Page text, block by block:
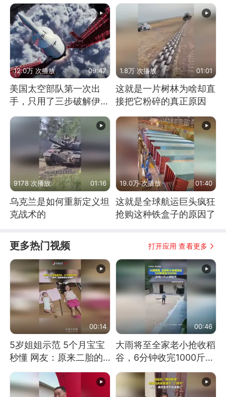
12.0万 次播放 09:47
美国太空部队第一次出
手，只用了三步破解伊朗
1.8万 次播放 01:01
这就是一片树林为啥却直
接把它粉碎的真正原因
9178 次播放 01:16
乌克兰是如何重新定义坦
克战术的
19.0万 次播放 01:40
这就是全球航运巨头疯狂
抢购这种铁盒子的原因了
更多热门视频 打开应用 查看更多
00:14
5岁姐姐示范 5个月宝宝
秒懂 网友：原来二胎的
快乐长这样
00:46
大雨将至全家老小抢收稻
谷，6分钟收完1000斤，
没有一个人掉链子